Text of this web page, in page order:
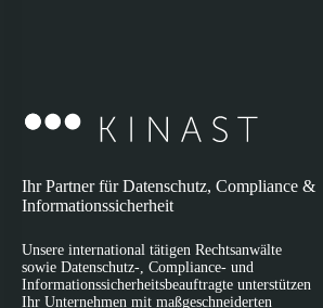
Ihr Partner für Datenschutz, Compliance &
Informationssicherheit
Unsere international tätigen Rechtsanwälte
sowie Datenschutz-, Compliance- und
Informationssicherheitsbeauftragte unterstützen
Ihr Unternehmen mit maßgeschneiderten